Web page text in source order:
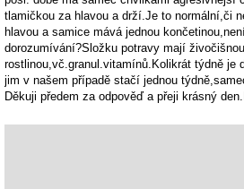
tlamičkou za hlavou a drží.Je to normální,či
hlavou a samice mává jednou
dorozumívání?Složku potravy mají
rostlinou,vč.granul.vitamínů.Kolikrát týdně je
jim v našem případě stačí jednou
Děkuji předem za odpověď a přeji krásný